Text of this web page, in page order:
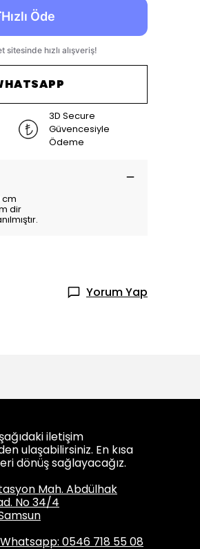
3D Secure
Güvencesiyle
Ödeme
cm
dir
Yorum Yap
iletişim
ulaşabilirsiniz. En kısa
dönüş sağlayacağız.
Mah. Abdülhak
No 34/4
0546 718 55 08